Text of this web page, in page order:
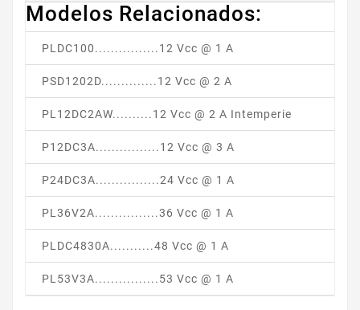
Modelos Relacionados:
PLDC100................12 Vcc @ 1 A
PSD1202D..............12 Vcc @ 2 A
PL12DC2AW..........12 Vcc @ 2 A Intemperie
P12DC3A................12 Vcc @ 3 A
P24DC3A................24 Vcc @ 1 A
PL36V2A................36 Vcc @ 1 A
PLDC4830A...........48 Vcc @ 1 A
PL53V3A................53 Vcc @ 1 A